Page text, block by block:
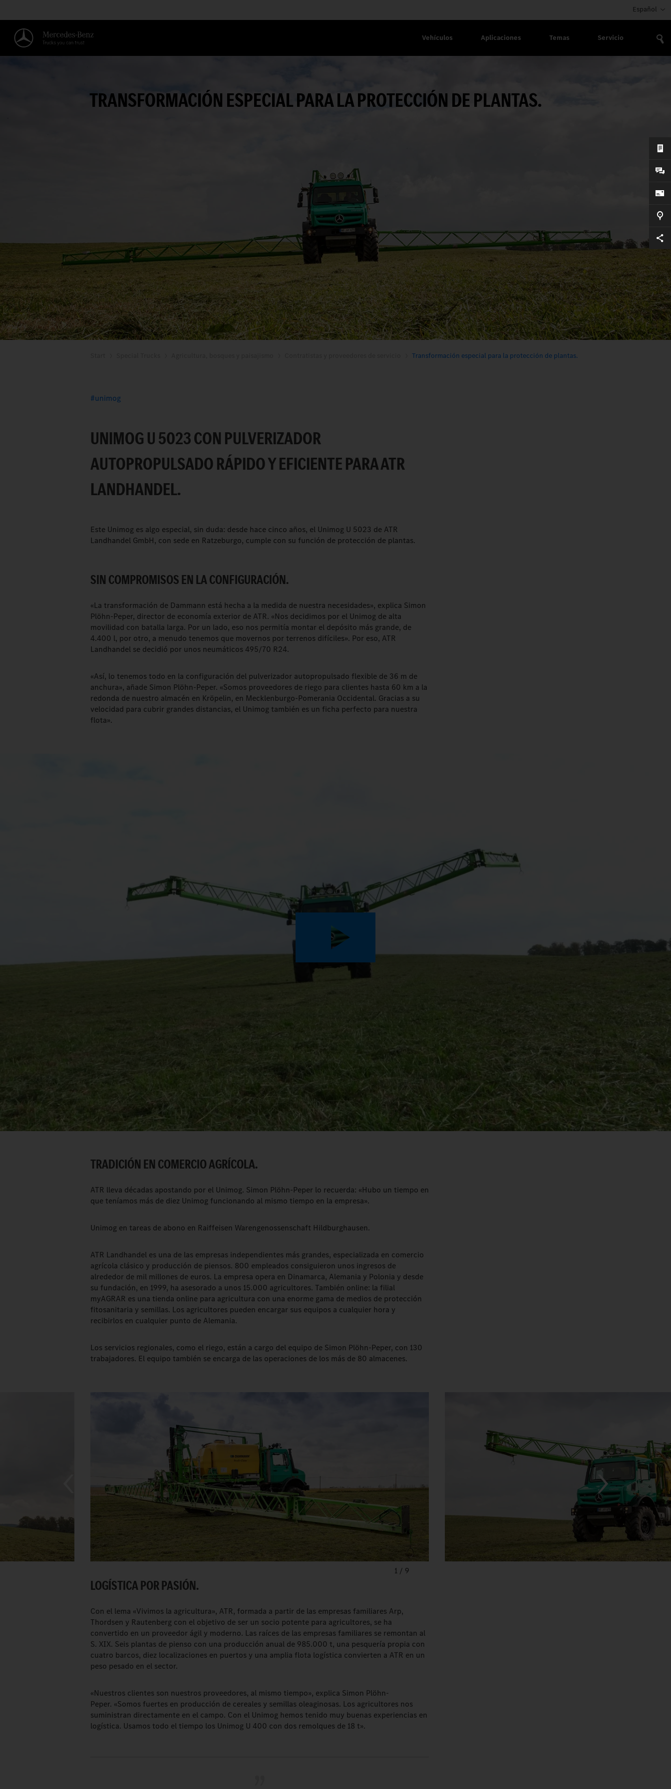
Español
Vehículos Aplicaciones Temas Servicio
TRANSFORMACIÓN ESPECIAL PARA LA PROTECCIÓN DE PLANTAS.
Transformación especial para la protección de plantas.
unimog
UNIMOG U 5023 CON PULVERIZADOR
AUTOPROPULSADO RÁPIDO Y EFICIENTE PARA ATR
LANDHANDEL.
Este Unimog es algo especial, sin duda: desde hace cinco años, el Unimog U 5023 de ATR
Landhandel GmbH, con sede en Ratzeburgo, cumple con su función de protección de plantas.
SIN COMPROMISOS EN LA CONFIGURACIÓN.
«La transformación de Dammann está hecha a la medida de nuestra necesidades», explica Simon
Plöhn-Peper, director de economía exterior de ATR. «Nos decidimos por el Unimog de alta
movilidad con batalla larga. Por un lado, eso nos permitía montar el depósito más grande, de
4.400 l, por otro, a menudo tenemos que movernos por terrenos difíciles». Por eso, ATR
Landhandel se decidió por unos neumáticos 495/70 R24.
«Así, lo tenemos todo en la configuración del pulverizador autopropulsado flexible de 36 m de
anchura», añade Simon Plöhn-Peper. «Somos proveedores de riego para clientes hasta 60 km a la
redonda de nuestro almacén en Kröpelin, en Mecklenburgo-Pomerania Occidental. Gracias a su
velocidad para cubrir grandes distancias, el Unimog también es un ficha perfecto para nuestra
flota».
Play
Video
TRADICIÓN EN COMERCIO AGRÍCOLA.
ATR lleva décadas apostando por el Unimog. Simon Plöhn-Peper lo recuerda: «Hubo un tiempo en
que teníamos más de diez Unimog funcionando al mismo tiempo en la empresa».
Unimog en tareas de abono en Raiffeisen Warengenossenschaft Hildburghausen.
ATR Landhandel es una de las empresas independientes más grandes, especializada en comercio
agrícola clásico y producción de piensos. 800 empleados consiguieron unos ingresos de
alrededor de mil millones de euros. La empresa opera en Dinamarca, Alemania y Polonia y desde
su fundación, en 1999, ha asesorado a unos 15.000 agricultores. También online: la filial
myAGRAR es una tienda online para agricultura con una enorme gama de medios de protección
fitosanitaria y semillas. Los agricultores pueden encargar sus equipos a cualquier hora y
recibirlos en cualquier punto de Alemania.
Los servicios regionales, como el riego, están a cargo del equipo de Simon Plöhn-Peper, con 130
trabajadores. El equipo también se encarga de las operaciones de los más de 80 almacenes.
1 / 9
LOGÍSTICA POR PASIÓN.
Con el lema «Vivimos la agricultura», ATR, formada a partir de las empresas familiares Arp,
Thordsen y Rautenberg con el objetivo de ser un socio potente para agricultores, se ha
convertido en un proveedor ágil y moderno. Las raíces de las empresas familiares se remontan al
S. XIX. Seis plantas de pienso con una producción anual de 985.000 t, una pesquería propia con
cuatro barcos, diez localizaciones en puertos y una amplia flota logística convierten a ATR en un
peso pesado en el sector.
«Nuestros clientes son nuestros proveedores, al mismo tiempo», explica Simon Plöhn-
Peper. «Somos fuertes en producción de cereales y semillas oleaginosas. Los agricultores nos
suministran directamente en el campo. Con el Unimog hemos tenido muy buenas experiencias en
logística. Usamos todo el tiempo los Unimog U 400 con dos remolques de 18 t».